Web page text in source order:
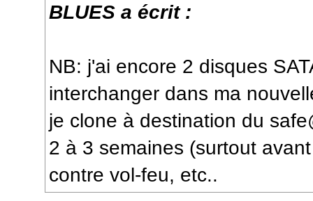
BLUES a écrit :
NB: j'ai encore 2 disques
interchanger dans ma
je clone à destination du
2 à 3 semaines (surtout
contre vol-feu, etc..